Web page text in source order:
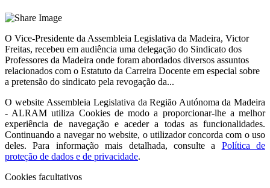
O Vice-Presidente da Assembleia Legislativa da Madeira, Victor
Freitas, recebeu em audiência uma delegação do Sindicato dos
Professores da Madeira onde foram abordados diversos assuntos
relacionados com o Estatuto da Carreira Docente em especial sobre
a pretensão do sindicato pela revogação da...
O website Assembleia Legislativa da Região Autónoma da Madeira
- ALRAM utiliza Cookies de modo a proporcionar-lhe a melhor
experiência de navegação e aceder a todas as funcionalidades.
Continuando a navegar no website, o utilizador concorda com o uso
deles. Para informação mais detalhada, consulte a
Política de
proteção de dados e de privacidade.
Cookies facultativos